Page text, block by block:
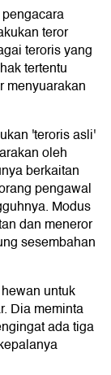
teror
teroris yang
tertentu
menyuarakan
'teroris asli'
oleh
berkaitan
pengawal
Modus
dan meneror
sesembahan
untuk
Dia meminta
ada tiga